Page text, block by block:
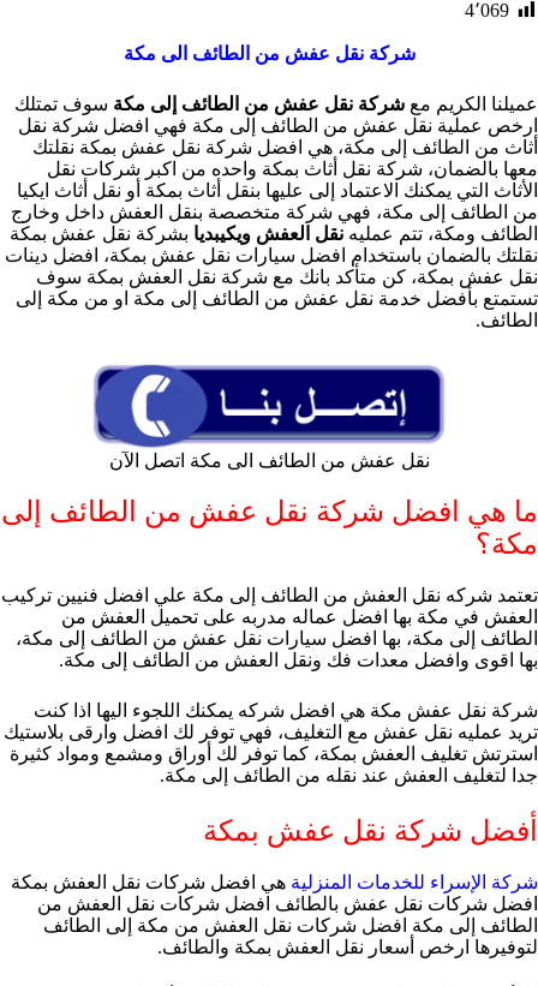
4٬069
شركة نقل عفش من الطائف الى مكة
عميلنا الكريم مع شركة نقل عفش من الطائف إلى مكة سوف تمتلك
ارخص عملية نقل عفش من الطائف إلى مكة فهي افضل شركة نقل
أثاث من الطائف إلى مكة، هي افضل شركة نقل عفش بمكة نقلتك
معها بالضمان، شركة نقل أثاث بمكة واحده من اكبر شركات نقل
الأثاث التي يمكنك الاعتماد إلى عليها بنقل أثاث بمكة أو نقل أثاث ايكيا
من الطائف إلى مكة، فهي شركة متخصصة بنقل العفش داخل وخارج
الطائف ومكة، تتم عمليه نقل العفش ويكيبديا بشركة نقل عفش بمكة
نقلتك بالضمان باستخدام افضل سيارات نقل عفش بمكة، افضل دينات
نقل عفش بمكة، كن متأكد بانك مع شركة نقل العفش بمكة سوف
تستمتع بأفضل خدمة نقل عفش من الطائف إلى مكة او من مكة إلى
الطائف.
نقل عفش من الطائف الى مكة اتصل الآن
ما هي افضل شركة نقل عفش من الطائف إلى
مكة؟
تعتمد شركه نقل العفش من الطائف إلى مكة علي افضل فنيين تركيب
العفش في مكة بها افضل عماله مدربه على تحميل العفش من
الطائف إلى مكة، بها افضل سيارات نقل عفش من الطائف إلى مكة،
بها اقوى وافضل معدات فك ونقل العفش من الطائف إلى مكة.
شركة نقل عفش مكة هي افضل شركه يمكنك اللجوء اليها اذا كنت
تريد عمليه نقل عفش مع التغليف، فهي توفر لك افضل وارقى بلاستيك
استرتش تغليف العفش بمكة، كما توفر لك أوراق ومشمع ومواد كثيرة
جدا لتغليف العفش عند نقله من الطائف إلى مكة.
أفضل شركة نقل عفش بمكة
شركة الإسراء للخدمات المنزلية هي افضل شركات نقل العفش بمكة
افضل شركات نقل عفش بالطائف افضل شركات نقل العفش من
الطائف إلى مكة افضل شركات نقل العفش من مكة إلى الطائف
لتوفيرها ارخص أسعار نقل العفش بمكة والطائف.